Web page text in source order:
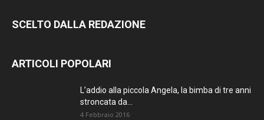
SCELTO DALLA REDAZIONE
ARTICOLI POPOLARI
L’addio alla piccola Angela, la bimba di tre anni
stroncata da...
4 Febbraio 2016